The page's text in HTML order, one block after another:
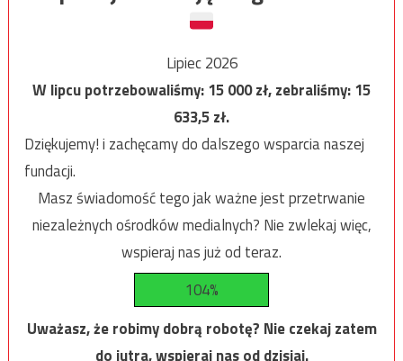
Lipiec 2026
W lipcu potrzebowaliśmy:15 000zł, zebraliśmy:15
633,5zł.
Dziękujemy! i zachęcamy do dalszego wsparcia naszej
fundacji.
Masz świadomość tego jak ważne jest przetrwanie
niezależnych ośrodków medialnych? Nie zwlekaj więc,
wspieraj nas już od teraz.
104%
Uważasz, że robimy dobrą robotę? Nie czekaj zatem
do jutra, wspieraj nas od dzisiaj.